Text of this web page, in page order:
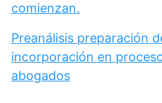
comienzan.
Preanálisis preparación
incorporación en
abogados